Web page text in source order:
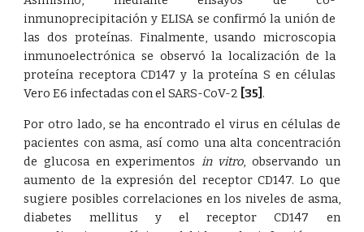
inmunoprecipitación y ELISA se confirmó la unión de
las dos proteínas. Finalmente, usando microscopia
inmunoelectrónica se observó la localización de la
proteína receptora CD147 y la proteína S en células
Vero E6 infectadas con el SARS-CoV-2 [35] .
Por otro lado, se ha encontrado el virus en células de
pacientes con asma, así como una alta concentración
de glucosa en experimentos in vitro, observando un
aumento de la expresión del receptor CD147. Lo que
sugiere posibles correlaciones en los niveles de asma,
diabetes mellitus y el receptor CD147 en